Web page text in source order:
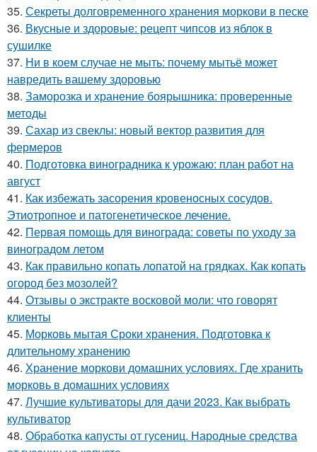
35. Секреты долговременного хранения моркови в песке
36. Вкусные и здоровые: рецепт чипсов из яблок в
сушилке
37. Ни в коем случае не мыть: почему мытьё может
навредить вашему здоровью
38. Заморозка и хранение боярышника: проверенные
методы
39. Сахар из свеклы: новый вектор развития для
фермеров
40. Подготовка виноградника к урожаю: план работ на
август
41. Как избежать засорения кровеносных сосудов.
Этиотропное и патогенетическое лечение.
42. Первая помощь для винограда: советы по уходу за
виноградом летом
43. Как правильно копать лопатой на грядках. Как копать
огород без мозолей?
44. Отзывы о экстракте восковой моли: что говорят
клиенты
45. Морковь мытая Сроки хранения. Подготовка к
длительному хранению
46. Хранение моркови домашних условиях. Где хранить
морковь в домашних условиях
47. Лучшие культиваторы для дачи 2023. Как выбрать
культиватор
48. Обработка капусты от гусениц. Народные средства